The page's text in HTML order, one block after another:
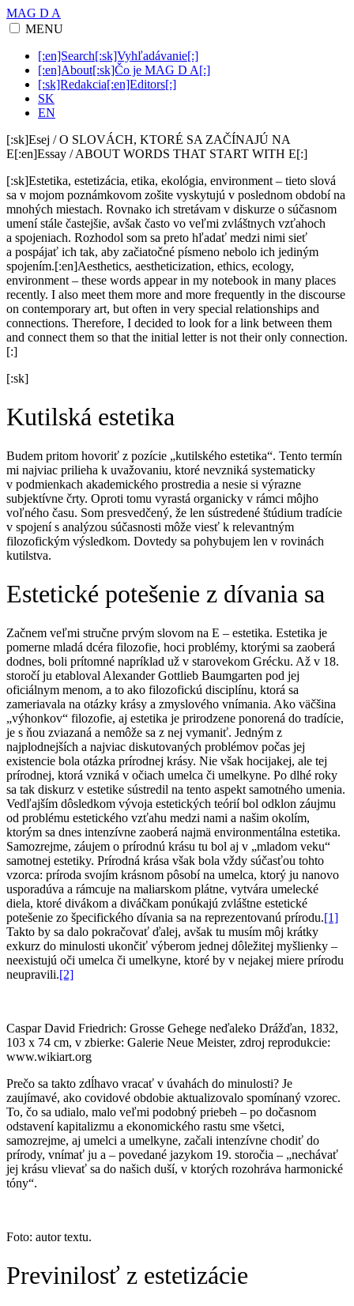
MAG D A
MENU
[:en]Search[:sk]Vyhľadávanie[:]
[:en]About[:sk]Čo je MAG D A[:]
[:sk]Redakcia[:en]Editors[:]
SK
EN
[:sk]Esej / O SLOVÁCH, KTORÉ SA ZAČÍNAJÚ NA
E[:en]Essay / ABOUT WORDS THAT START WITH E[:]
[:sk]Estetika, estetizácia, etika, ekológia, environment – tieto slová
sa v mojom poznámkovom zošite vyskytujú v poslednom období na
mnohých miestach. Rovnako ich stretávam v diskurze o súčasnom
umení stále častejšie, avšak často vo veľmi zvláštnych vzťahoch
a spojeniach. Rozhodol som sa preto hľadať medzi nimi sieť
a pospájať ich tak, aby začiatočné písmeno nebolo ich jediným
spojením.[:en]Aesthetics, aestheticization, ethics, ecology,
environment – these words appear in my notebook in many places
recently. I also meet them more and more frequently in the discourse
on contemporary art, but often in very special relationships and
connections. Therefore, I decided to look for a link between them
and connect them so that the initial letter is not their only connection.
[:]
[:sk]
Kutilská estetika
Budem pritom hovoriť z pozície „kutilského estetika“. Tento termín
mi najviac prilieha k uvažovaniu, ktoré nevzniká systematicky
v podmienkach akademického prostredia a nesie si výrazne
subjektívne črty. Oproti tomu vyrastá organicky v rámci môjho
voľného času. Som presvedčený, že len sústredené štúdium tradície
v spojení s analýzou súčasnosti môže viesť k relevantným
filozofickým výsledkom. Dovtedy sa pohybujem len v rovinách
kutilstva.
Estetické potešenie z dívania sa
Začnem veľmi stručne prvým slovom na E – estetika. Estetika je
pomerne mladá dcéra filozofie, hoci problémy, ktorými sa zaoberá
dodnes, boli prítomné napríklad už v starovekom Grécku. Až v 18.
storočí ju etabloval Alexander Gottlieb Baumgarten pod jej
oficiálnym menom, a to ako filozofickú disciplínu, ktorá sa
zameriavala na otázky krásy a zmyslového vnímania. Ako väčšina
„výhonkov“ filozofie, aj estetika je prirodzene ponorená do tradície,
je s ňou zviazaná a nemôže sa z nej vymaniť. Jedným z
najplodnejších a najviac diskutovaných problémov počas jej
existencie bola otázka prírodnej krásy. Nie však hocijakej, ale tej
prírodnej, ktorá vzniká v očiach umelca či umelkyne. Po dlhé roky
sa tak diskurz v estetike sústredil na tento aspekt samotného umenia.
Vedľajším dôsledkom vývoja estetických teórií bol odklon záujmu
od problému estetického vzťahu medzi nami a našim okolím,
ktorým sa dnes intenzívne zaoberá najmä environmentálna estetika.
Samozrejme, záujem o prírodnú krásu tu bol aj v „mladom veku“
samotnej estetiky. Prírodná krása však bola vždy súčasťou tohto
vzorca: príroda svojím krásnom pôsobí na umelca, ktorý ju nanovo
usporadúva a rámcuje na maliarskom plátne, vytvára umelecké
diela, ktoré divákom a diváčkam ponúkajú zvláštne estetické
potešenie zo špecifického dívania sa na reprezentovanú prírodu.[1]
Takto by sa dalo pokračovať ďalej, avšak tu musím môj krátky
exkurz do minulosti ukončiť výberom jednej dôležitej myšlienky –
neexistujú oči umelca či umelkyne, ktoré by v nejakej miere prírodu
neupravili.[2]
Caspar David Friedrich: Grosse Gehege neďaleko Drážďan, 1832,
103 x 74 cm, v zbierke: Galerie Neue Meister, zdroj reprodukcie:
www.wikiart.org
Prečo sa takto zdĺhavo vracať v úvahách do minulosti? Je
zaujímavé, ako covidové obdobie aktualizovalo spomínaný vzorec.
To, čo sa udialo, malo veľmi podobný priebeh – po dočasnom
odstavení kapitalizmu a ekonomického rastu sme všetci,
samozrejme, aj umelci a umelkyne, začali intenzívne chodiť do
prírody, vnímať ju a – povedané jazykom 19. storočia – „nechávať
jej krásu vlievať sa do našich duší, v ktorých rozohráva harmonické
tóny“.
Foto: autor textu.
Previnilosť z estetizácie